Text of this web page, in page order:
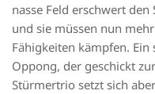
nasse Feld erschwert
und sie müssen nun
Fähigkeiten kämpfen.
Oppong, der geschickt
Stürmertrio setzt sich